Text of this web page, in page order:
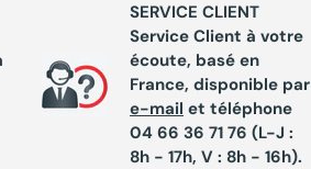
découpe ou
SERVICE CLIENT
Service Client à votre
écoute, basé en
France, disponible par
e-mail et téléphone
04 66 36 71 76 (L-J :
8h - 17h, V : 8h - 16h).